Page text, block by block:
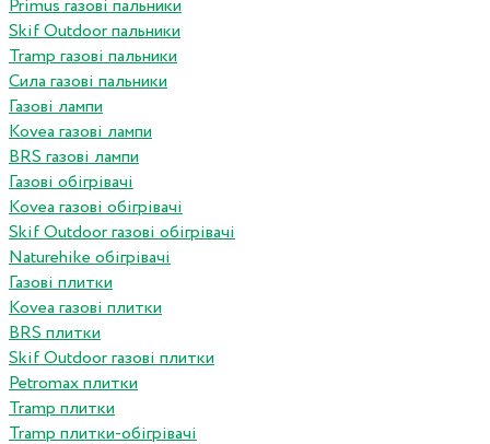
Primus газові пальники
Skif Outdoor пальники
Tramp газові пальники
Сила газові пальники
Газові лампи
Kovea газові лампи
BRS газові лампи
Газові обігрівачі
Kovea газові обігрівачі
Skif Outdoor газові обігрівачі
Naturehike обігрівачі
Газові плитки
Kovea газові плитки
BRS плитки
Skif Outdoor газові плитки
Petromax плитки
Tramp плитки
Tramp плитки-обігрівачі